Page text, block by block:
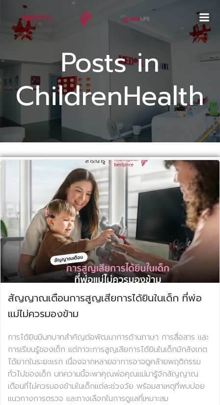
content
Posts in
ChildrenHealth
สัญญาณเตือนการสูญเสียการได้ยินในเด็ก ที่พ่อ
แม่ไม่ควรมองข้าม
การได้ยินมีบทบาทสำคัญต่อพัฒนาการด้านภาษา การสื่อสาร และ
การเรียนรู้ของเด็ก แต่ภาวะการสูญเสียการได้ยินในเด็กมักสังเกต
ได้ยากในระยะแรก เนื่องจากหลายอาการอาจดูคล้ายพฤติกรรม
ทั่วไปของเด็ก บทความนี้จะพาคุณพ่อคุณแม่มารู้จักสัญญาณ
เตือนที่ไม่ควรมองข้ามในเด็กแต่ละช่วงวัย พร้อมสาเหตุที่พบบ่อย
แนวทางการตรวจ และทางเลือกในการดูแลที่เหมาะสม